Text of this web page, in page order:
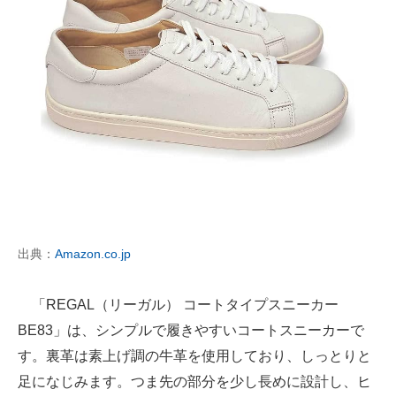
出典： Amazon.co.jp
「REGAL（リーガル） コートタイプスニーカー
BE83」は、シンプルで履きやすいコートスニーカーで
す。裏革は素上げ調の牛革を使用しており、しっとりと
足になじみます。つま先の部分を少し長めに設計し、ヒ